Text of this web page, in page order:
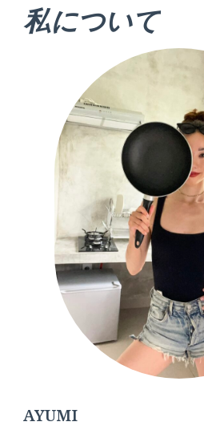
私について
AYUMI